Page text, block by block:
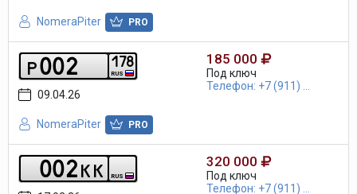
NomeraPiter PRO
p002 RUS
178
09.04.26
NomeraPiter PRO
185 000
Под ключ
Телефон: +7 (911) ...
002k k RUS
320 000
Под ключ
Телефон: +7 (911) ...